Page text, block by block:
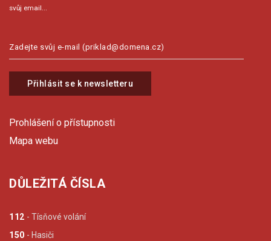
svůj email...
Přihlásit se k newsletteru
Prohlášení o přístupnosti
Mapa webu
DŮLEŽITÁ ČÍSLA
112 - Tísňové volání
150 - Hasiči